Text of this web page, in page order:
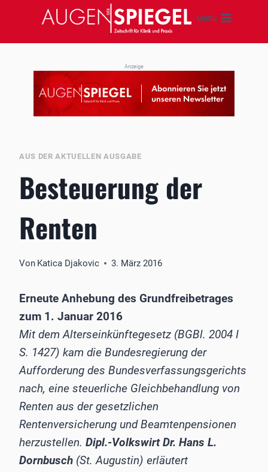
springen
Menü
Anzeige
AUS DER AKTUELLEN AUSGABE
Besteuerung der
Renten
Von Katica Djakovic 3. März 2016
Erneute Anhebung des Grundfreibetrages
zum 1. Januar 2016
Mit dem Alterseinkünftegesetz (BGBl. 2004 I
S. 1427) kam die Bundesregierung der
Aufforderung des Bundesverfassungsgerichts
nach, eine steuerliche Gleichbehandlung von
Renten aus der gesetzlichen
Rentenversicherung und Beamtenpensionen
herzustellen. Dipl.-Volkswirt Dr. Hans L.
Dornbusch (St. Augustin) erläutert